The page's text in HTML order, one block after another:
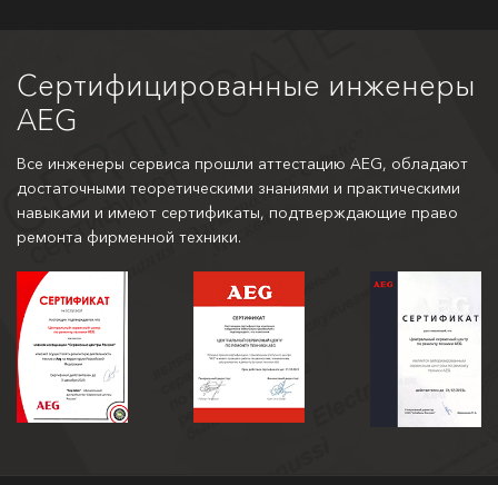
Сертифицированные инженеры
AEG
Все инженеры сервиса прошли аттестацию AEG, обладают
достаточными теоретическими знаниями и практическими
навыками и имеют сертификаты, подтверждающие право
ремонта фирменной техники.